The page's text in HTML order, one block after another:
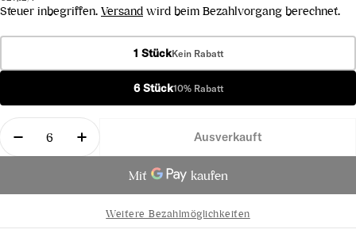
Steuer inbegriffen. Versand wird beim Bezahlvorgang berechnet.
1 StückKein Rabatt
6 Stück10% Rabatt
Menge
Menge für Zweigelt Selektion 2021 verringern
Menge für Zweigelt Selektion 2021
Ausverkauft
Weitere Bezahlmöglichkeiten